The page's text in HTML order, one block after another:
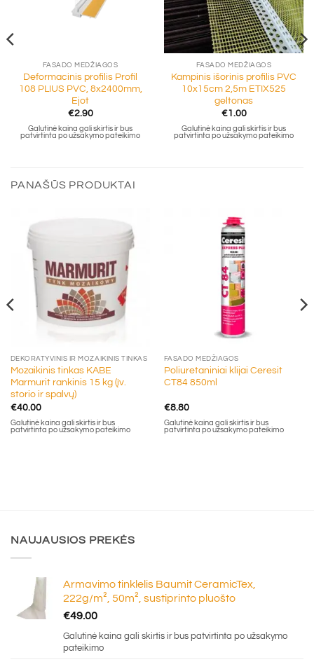
FASADO MEDŽIAGOS
Deformacinis profilis Profil
108 PLIUS PVC, 8x2400mm,
Ejot
€2.90
Galutinė kaina gali skirtis ir bus
patvirtinta po užsakymo pateikimo
FASADO MEDŽIAGOS
Kampinis išorinis profilis PVC
10x15cm 2,5m ETIX525
geltonas
€1.00
Galutinė kaina gali skirtis ir bus
patvirtinta po užsakymo pateikimo
PANAŠŪS PRODUKTAI
DEKORATYVINIS IR MOZAIKINIS TINKAS
Mozaikinis tinkas KABE
Marmurit rankinis 15 kg (įv.
storio ir spalvų)
€40.00
Galutinė kaina gali skirtis ir bus
patvirtinta po užsakymo pateikimo
FASADO MEDŽIAGOS
Poliuretaniniai klijai Ceresit
CT84 850ml
€8.80
Galutinė kaina gali skirtis ir bus
patvirtinta po užsakymo pateikimo
NAUJAUSIOS PREKĖS
Armavimo tinklelis Baumit CeramicTex,
222g/m², 50m², sustiprinto pluošto
€49.00
Galutinė kaina gali skirtis ir bus patvirtinta po užsakymo
pateikimo